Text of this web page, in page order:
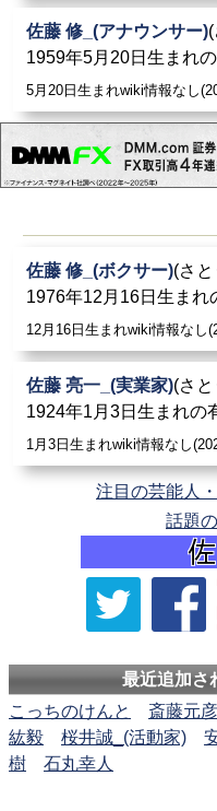
佐藤 修_(アナウンサー)
1959年5月20日生まれ
5月20日生まれwiki情報なし
佐藤 修_(ボクサー)(さ
1976年12月16日生まれ
12月16日生まれwiki情報なし
佐藤 亮一_(実業家)(さ
1924年1月3日生まれの
1月3日生まれwiki情報なし
注目の芸能人
話題
最近追加さ
こっちのけんと
斎藤元彦
紘毅
桜井誠_(活動家)
樹
石丸幸人